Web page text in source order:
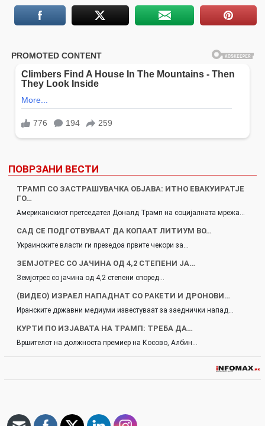
ПОВРЗАНИ ВЕСТИ
ТРАМП СО ЗАСТРАШУВАЧКА ОБЈАВА: ИТНО ЕВАКУИРАТЈЕ
ГО…
Американскиот претседател Доналд Трамп на социјалната мрежа…
САД СЕ ПОДГОТВУВААТ ДА КОПААТ ЛИТИУМ ВО…
Украинските власти ги презедоа првите чекори за…
ЗЕМЈОТРЕС СО ЈАЧИНА ОД 4,2 СТЕПЕНИ ЈА…
Земјотрес со јачина од 4,2 степени според…
(ВИДЕО) ИЗРАЕЛ НАПАДНАТ СО РАКЕТИ И ДРОНОВИ…
Иранските државни медиуми известуваат за заеднички напад…
КУРТИ ПО ИЗЈАВАТА НА ТРАМП: ТРЕБА ДА…
Вршителот на должноста премиер на Косово, Албин…